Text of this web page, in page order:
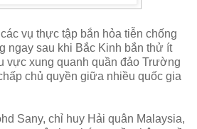
vụ thực tập bắn hỏa tiễn chống
ngay sau khi Bắc Kinh bắn thử ít
vực xung quanh quần đảo Trường
chủ quyền giữa nhiều quốc gia
Sany, chỉ huy Hải quân Malaysia,